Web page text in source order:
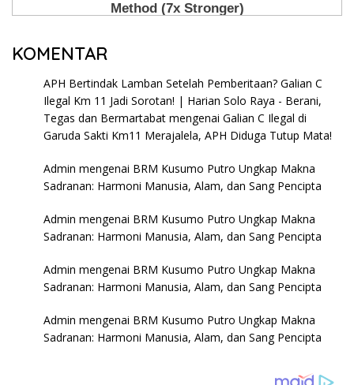
KOMENTAR
APH Bertindak Lamban Setelah Pemberitaan? Galian C
Ilegal Km 11 Jadi Sorotan! | Harian Solo Raya - Berani,
Tegas dan Bermartabat mengenai Galian C Ilegal di
Garuda Sakti Km11 Merajalela, APH Diduga Tutup Mata!
Admin mengenai BRM Kusumo Putro Ungkap Makna
Sadranan: Harmoni Manusia, Alam, dan Sang Pencipta
Admin mengenai BRM Kusumo Putro Ungkap Makna
Sadranan: Harmoni Manusia, Alam, dan Sang Pencipta
Admin mengenai BRM Kusumo Putro Ungkap Makna
Sadranan: Harmoni Manusia, Alam, dan Sang Pencipta
Admin mengenai BRM Kusumo Putro Ungkap Makna
Sadranan: Harmoni Manusia, Alam, dan Sang Pencipta